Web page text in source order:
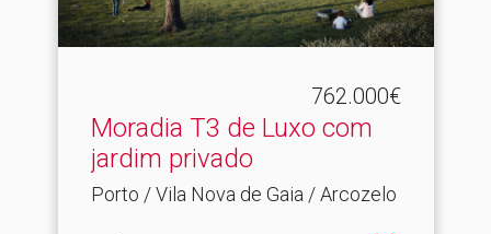
762.000€
Moradia T3 de Luxo com
jardim privado
Porto / Vila Nova de Gaia / Arcozelo